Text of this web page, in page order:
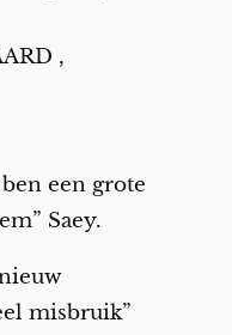
,
een grote
Saey.
misbruik”